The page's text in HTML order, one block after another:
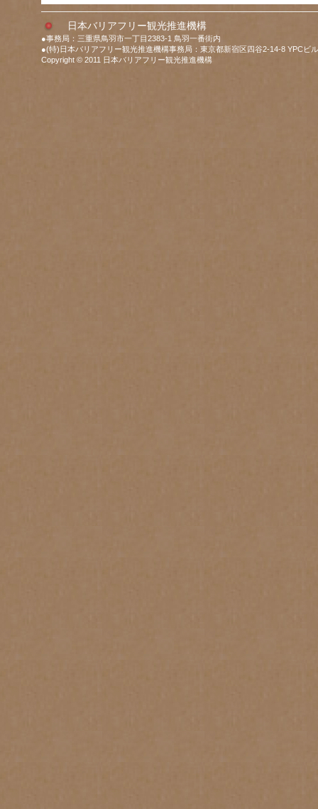
日本バリアフリー観光推進機構
●事務局：三重県鳥羽市一丁目2383-1 鳥羽一番街内
●(特)日本バリアフリー観光推進機構事務局：東京都新宿区四谷2-14-8 YPCビ
Copyright © 2011 日本バリアフリー観光推進機構